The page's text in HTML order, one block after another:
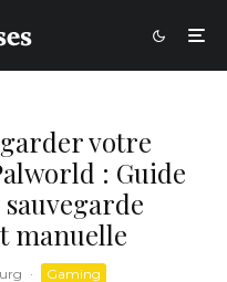
votre
: Guide
manuelle
· Gaming